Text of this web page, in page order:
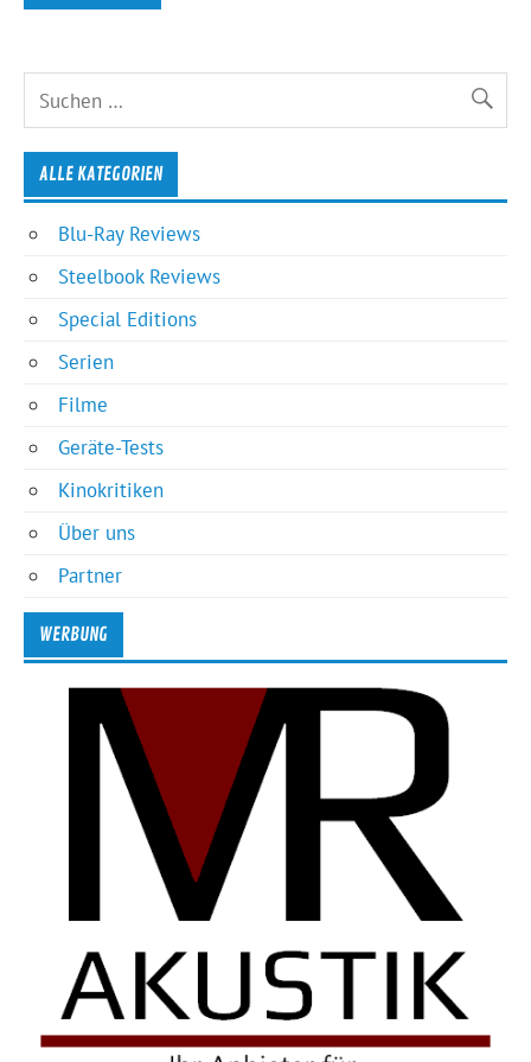
ALLE KATEGORIEN
Blu-Ray Reviews
Steelbook Reviews
Special Editions
Serien
Filme
Geräte-Tests
Kinokritiken
Über uns
Partner
WERBUNG